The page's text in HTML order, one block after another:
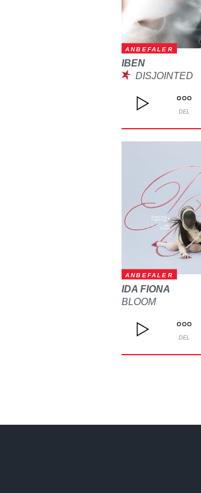
ANBEFALER
IBEN
DISJOINTED
DEL
ANBEFALER
IDA FIONA
BLOOM
DEL